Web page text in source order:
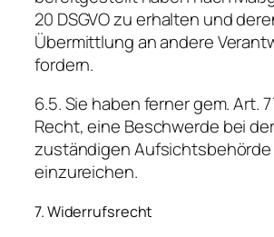
20 DSGVO zu erhalten und
Übermittlung an andere
fordern.
6.5. Sie haben ferner gem. Art.
Recht, eine Beschwerde bei der
zuständigen Aufsichtsbehörde
einzureichen.
7. Widerrufsrecht